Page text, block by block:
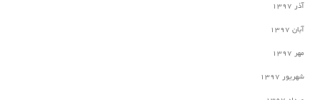
آذر ۱۳۹۷
آبان ۱۳۹۷
مهر ۱۳۹۷
شهریور ۱۳۹۷